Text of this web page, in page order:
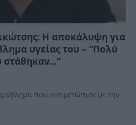
Η αποκάλυψη για
υγείας του – “Πολύ
στάθηκαν…”
που αντιμετώπισε με την